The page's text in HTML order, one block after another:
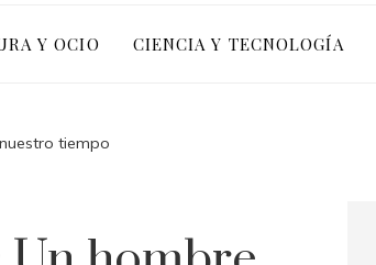
Y OCIO CIENCIA Y TECNOLOGÍA
tiempo